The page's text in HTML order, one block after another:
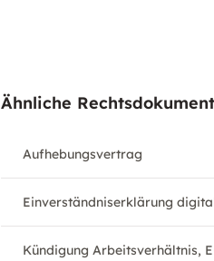
Ähnliche
Aufhebungsvertrag
Einverständniserklärung
Kündigung Arbeitsverhältnis,